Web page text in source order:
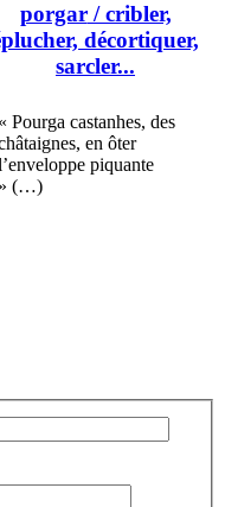
porgar/ cribler,
décortiquer,
sarcler...
« Pourga castanhes, des
en ôter
piquante
» (…)